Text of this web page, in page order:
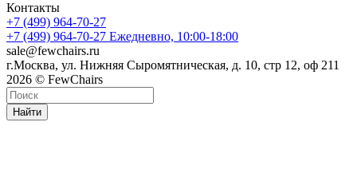
Контакты
+7 (499) 964-70-27
+7 (499) 964-70-27 Ежедневно, 10:00-18:00
sale@fewchairs.ru
г.Москва, ул. Нижняя Сыромятническая, д. 10, стр 12, оф 211
2026 © FewChairs
Найти